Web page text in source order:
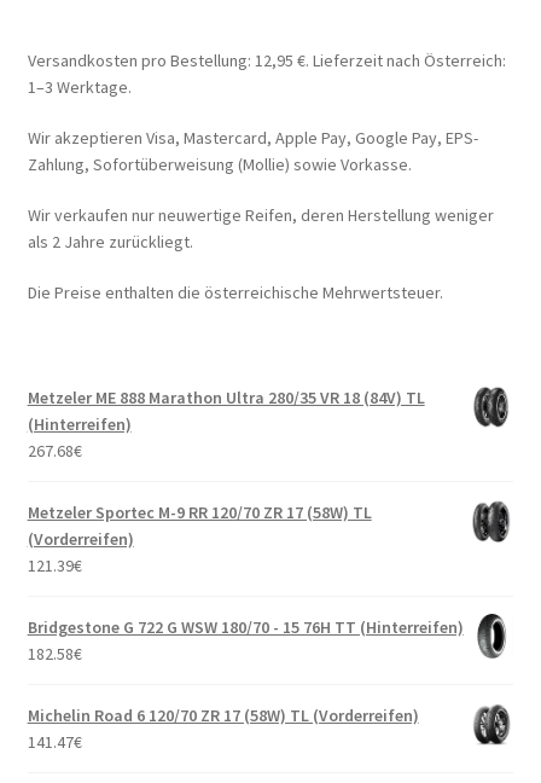
Versandkosten pro Bestellung: 12,95 €. Lieferzeit nach Österreich:
1–3 Werktage.
Wir akzeptieren Visa, Mastercard, Apple Pay, Google Pay, EPS-
Zahlung, Sofortüberweisung (Mollie) sowie Vorkasse.
Wir verkaufen nur neuwertige Reifen, deren Herstellung weniger
als 2 Jahre zurückliegt.
Die Preise enthalten die österreichische Mehrwertsteuer.
Metzeler ME 888 Marathon Ultra 280/35 VR 18 (84V) TL
(Hinterreifen)
267.68€
Metzeler Sportec M-9 RR 120/70 ZR 17 (58W) TL
(Vorderreifen)
121.39€
Bridgestone G 722 G WSW 180/70 - 15 76H TT (Hinterreifen)
182.58€
Michelin Road 6 120/70 ZR 17 (58W) TL (Vorderreifen)
141.47€